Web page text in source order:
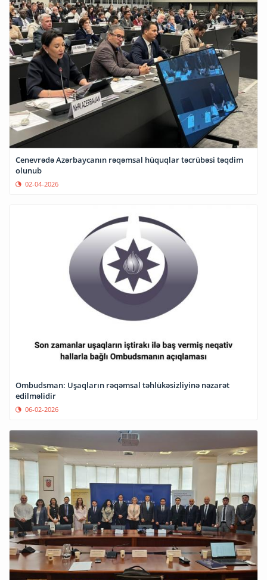
Cenevrədə Azərbaycanın rəqəmsal hüquqlar təcrübəsi təqdim
olunub
02-04-2026
Ombudsman: Uşaqların rəqəmsal təhlükəsizliyinə nəzarət
edilməlidir
06-02-2026